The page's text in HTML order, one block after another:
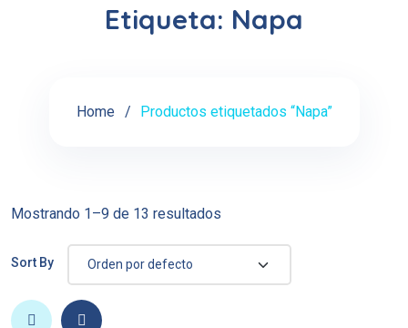
Etiqueta: Napa
Home Productos etiquetados “Napa”
Mostrando 1–9 de 13 resultados
Sort By